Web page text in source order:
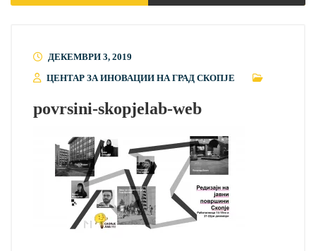
ДЕКЕМВРИ 3, 2019
ЦЕНТАР ЗА ИНОВАЦИИ НА ГРАД СКОПЈЕ
povrsini-skopjelab-web